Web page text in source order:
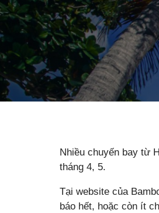
Nhiều chuyến bay từ
tháng 4, 5.
Tại website của
báo hết, hoặc còn ít